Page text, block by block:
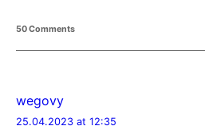
50 Comments
wegovy
25.04.2023 at 12:35